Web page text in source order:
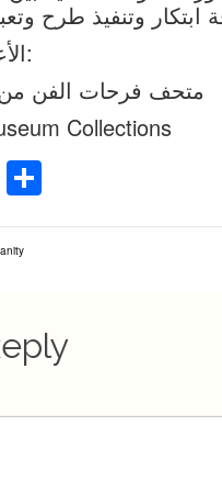
*الأعمال المرفقة:
متحف فرحات الفن من
Collections
Email